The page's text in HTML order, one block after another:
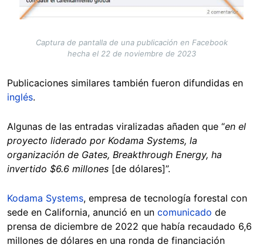
Captura de pantalla de una publicación en Facebook
hecha el 22 de noviembre de 2023
Publicaciones similares también fueron difundidas en
inglés.
Algunas de las entradas viralizadas añaden que “en el
proyecto liderado por Kodama Systems, la
organización de Gates, Breakthrough Energy, ha
invertido $6.6 millones [de dólares]”.
Kodama Systems, empresa de tecnología forestal con
sede en California, anunció en un comunicado de
prensa de diciembre de 2022 que había recaudado 6,6
millones de dólares en una ronda de financiación